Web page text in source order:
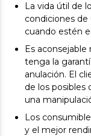
La vida útil de
condiciones
cuando estén
Es
tenga la
anulación. El
de los posibles
una
Los
y el mejor